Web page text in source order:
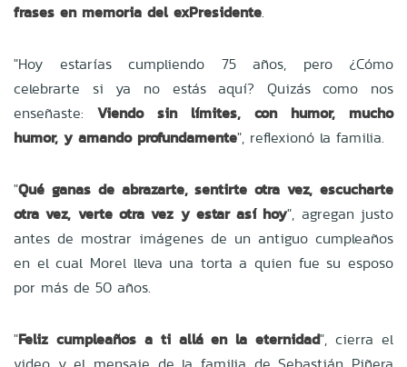
frases en memoria del exPresidente.
"Hoy estarías cumpliendo 75 años, pero ¿Cómo
celebrarte si ya no estás aquí? Quizás como nos
enseñaste:
Viendo sin límites, con humor, mucho
humor, y amando profundamente", reflexionó la familia.
"Qué ganas de abrazarte, sentirte otra vez, escucharte
otra vez, verte otra vez y estar así hoy", agregan justo
antes de mostrar imágenes de un antiguo cumpleaños
en el cual Morel lleva una torta a quien fue su esposo
por más de 50 años.
"Feliz cumpleaños a ti allá en la eternidad", cierra el